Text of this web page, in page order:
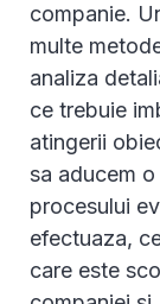
companie.
multe
analiza
ce trebuie
atingerii
sa aducem
procesului
efectuaza,
care este